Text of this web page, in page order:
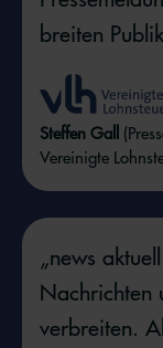
breiten
Steffen Gall
Vereinigte
„news
Nachrichten
verbreiten.